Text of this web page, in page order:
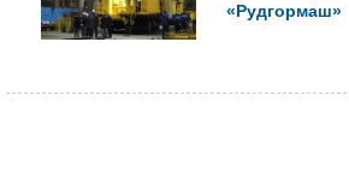
«Рудгормаш»